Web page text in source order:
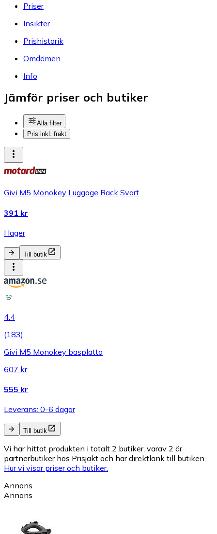
Priser
Insikter
Prishistorik
Omdömen
Info
Jämför priser och butiker
Alla filter
Pris inkl. frakt
Givi M5 Monokey Luggage Rack Svart
391 kr
I lager
Till butik
4.4
(183)
Givi M5 Monokey basplatta
607 kr
555 kr
Leverans: 0-6 dagar
Till butik
Vi har hittat produkten i totalt 2 butiker, varav 2 är
partnerbutiker hos Prisjakt och har direktlänk till butiken.
Hur vi visar priser och butiker.
Annons
Annons